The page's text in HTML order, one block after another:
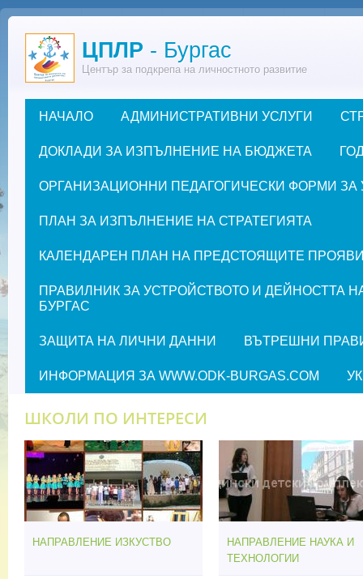
Премини към основното съдържание
ЦПЛР - Бургас
Център за подкрепа на личностното развитие
Основно меню
НАЧАЛО АДМИНИСТРАТИВНИ УСЛУГИ
ДОКЛАДИ ЗА ИЗПЪЛНЕНИЕ НА БЮДЖЕТА
ОРГАНИЗАЦИОННИ ПЕДАГОГИЧЕСКИ ФОРМИ ЗА
ПЛАН ЗА ИЗПЪЛНЕНИЕ НА СТРАТЕГИЯТА
КАЛЕНДАРЕН ПЛАН НА ПРЕДСТОЯЩИТЕ ПРОЯВИ
ПРАВИЛНИК ЗА УСТРОЙСТВОТО И ДЕЙНОСТТА
БУРГАС
ЗАЩИТА НА ЛИЧНИ ДАННИ ВЪТРЕШНИ
ИНФОРМАЦИЯ ЗА WWW.ODK-BURGAS.COM
ШКОЛИ ПО ИНТЕРЕСИ
НАПРАВЛЕНИЕ ИЗКУСТВО
НАПРАВЛЕНИЕ НАУКА И
ТЕХНОЛОГИИ